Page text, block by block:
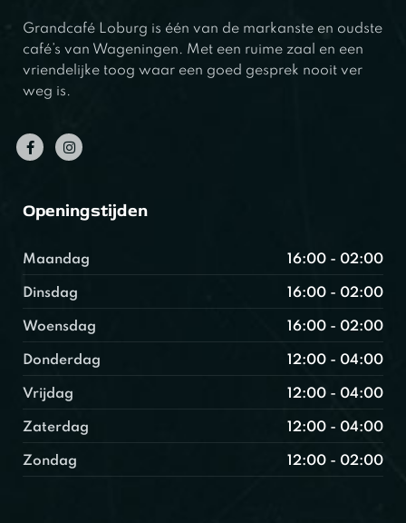
Grandcafé Loburg is één van de markanste en oudste
café’s van Wageningen. Met een ruime zaal en een
vriendelijke toog waar een goed gesprek nooit ver
weg is.
Openingstijden
Maandag 16:00 - 02:00
Dinsdag 16:00 - 02:00
Woensdag 16:00 - 02:00
Donderdag 12:00 - 04:00
Vrijdag 12:00 - 04:00
Zaterdag 12:00 - 04:00
Zondag 12:00 - 02:00